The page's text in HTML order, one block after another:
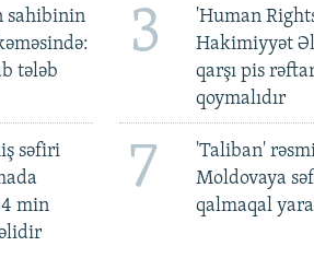
sahibinin
tələb
3
'Human
Hakimiyyət
qarşı pis
qoymalıdır
səfiri
min
7
'Taliban'
Moldovaya
qalmaqal